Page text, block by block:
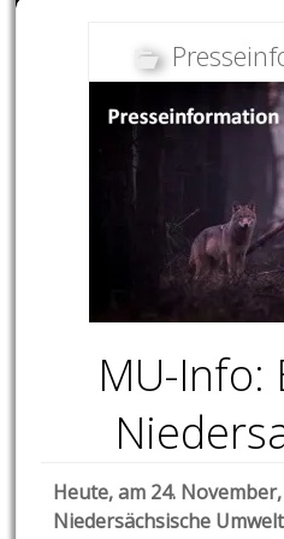
MU-Info:
Heute, am 24.
Niedersächsische